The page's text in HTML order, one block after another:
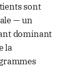
sont
— un
dominant
la